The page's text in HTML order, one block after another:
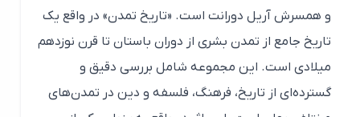
و همسرش آریل دورانت است. «تاریخ تمدن» در واقع یک
تاریخ جامع از تمدن بشری از دوران باستان تا قرن نوزدهم
میلادی است. این مجموعه شامل بررسی دقیق و
گسترده‌ای از تاریخ، فرهنگ، فلسفه و دین در تمدن‌های